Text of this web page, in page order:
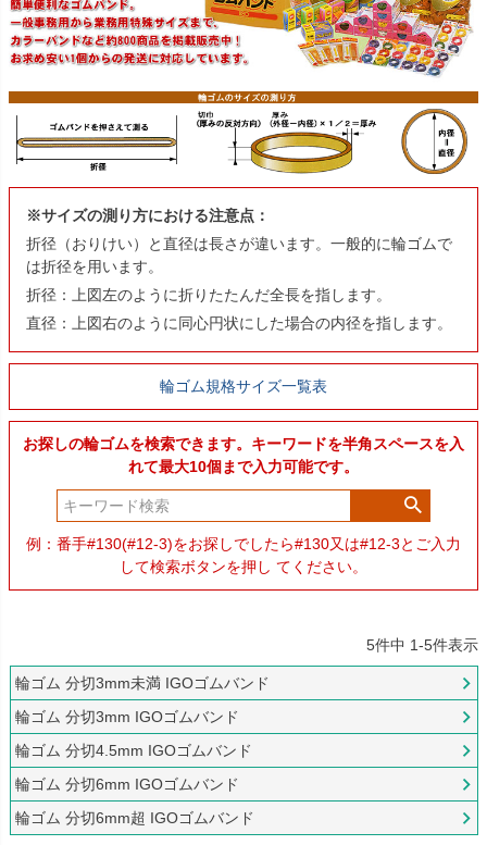
※サイズの測り方における注意点：
折径（おりけい）と直径は長さが違います。一般的に輪ゴムで
は折径を用います。
折径：上図左のように折りたたんだ全長を指します。
直径：上図右のように同心円状にした場合の内径を指します。
輪ゴム規格サイズ一覧表
お探しの輪ゴムを検索できます。キーワードを半角スペースを入
れて最大10個まで入力可能です。
例：番手#130(#12-3)をお探しでしたら#130又は#12-3とご入力
して検索ボタンを押し てください。
5件中 1-5件表示
輪ゴム 分切3mm未満 IGOゴムバンド
輪ゴム 分切3mm IGOゴムバンド
輪ゴム 分切4.5mm IGOゴムバンド
輪ゴム 分切6mm IGOゴムバンド
輪ゴム 分切6mm超 IGOゴムバンド